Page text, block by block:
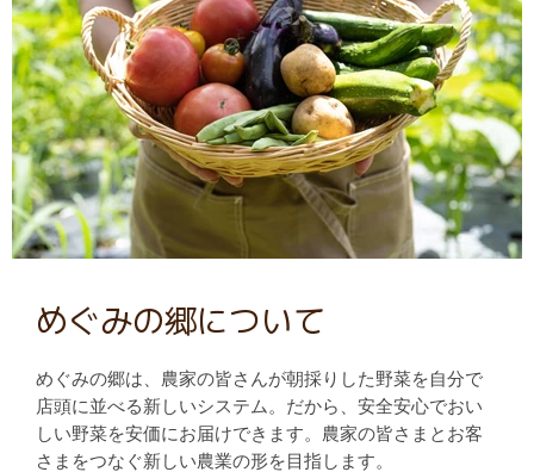
めぐみの郷について
めぐみの郷は、農家の皆さんが朝採りした野菜を自分で
店頭に並べる新しいシステム。だから、安全安心でおい
しい野菜を安価にお届けできます。農家の皆さまとお客
さまをつなぐ新しい農業の形を目指します。